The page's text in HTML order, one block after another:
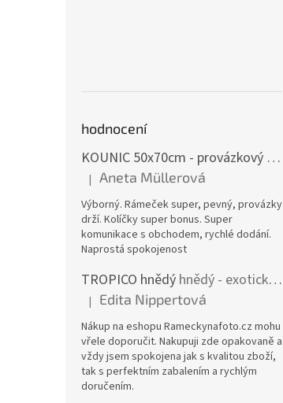
hodnocení
KOUNIC 50x70cm - provázkový rám
Hodnocení produktu je 5 z 5 hvězdiček.
| Aneta Müllerová
Výborný. Rámeček super, pevný, provázky
drží. Kolíčky super bonus. Super
komunikace s obchodem, rychlé dodání.
Naprostá spokojenost
TROPICO hnědý hnědý - exotické dřevo
Hodnocení produktu je 5 z 5 hvězdiček.
| Edita Nippertová
Nákup na eshopu Rameckynafoto.cz mohu
vřele doporučit. Nakupuji zde opakovaně a
vždy jsem spokojena jak s kvalitou zboží,
tak s perfektním zabalením a rychlým
doručením.